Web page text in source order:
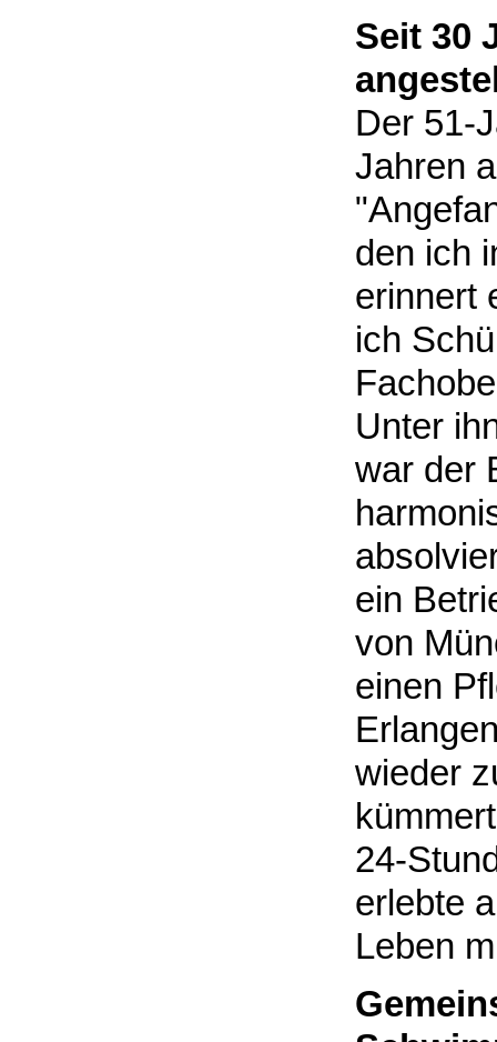
Seit 30
Der 51-
Jahren
den ich
erinnert
ich
Unter
war der
ein
von
einen
wieder
24-
erlebte
Leben